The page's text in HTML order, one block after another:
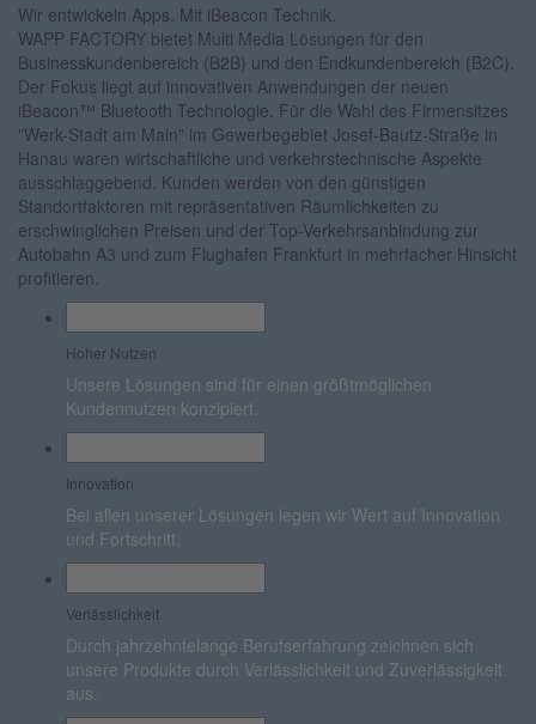
Wir entwickeln Apps. Mit iBeacon Technik.
WAPP FACTORY bietet Multi Media Lösungen für den
Businesskundenbereich (B2B) und den Endkundenbereich (B2C).
Der Fokus liegt auf innovativen Anwendungen der neuen
iBeacon™ Bluetooth Technologie. Für die Wahl des Firmensitzes
"Werk-Stadt am Main" im Gewerbegebiet Josef-Bautz-Straße in
Hanau waren wirtschaftliche und verkehrstechnische Aspekte
ausschlaggebend. Kunden werden von den günstigen
Standortfaktoren mit repräsentativen Räumlichkeiten zu
erschwinglichen Preisen und der Top-Verkehrsanbindung zur
Autobahn A3 und zum Flughafen Frankfurt in mehrfacher Hinsicht
profitieren.
Hoher Nutzen
Unsere Lösungen sind für einen größtmöglichen
Kundennutzen konzipiert.
Innovation
Bei allen unserer Lösungen legen wir Wert auf Innovation
und Fortschritt.
Verlässlichkeit
Durch jahrzehntelange Berufserfahrung zeichnen sich
unsere Produkte durch Verlässlichkeit und Zuverlässigkeit
aus.